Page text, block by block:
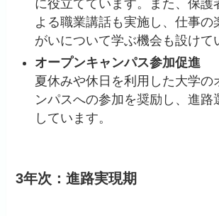
に役立てています。また、保護
よる職業講話も実施し、仕事の
がいについて学ぶ機会も設けて
オープンキャンパス参加促進
夏休みや休日を利用した大学の
ンパスへの参加を奨励し、進路
しています。
3年次：進路実現期